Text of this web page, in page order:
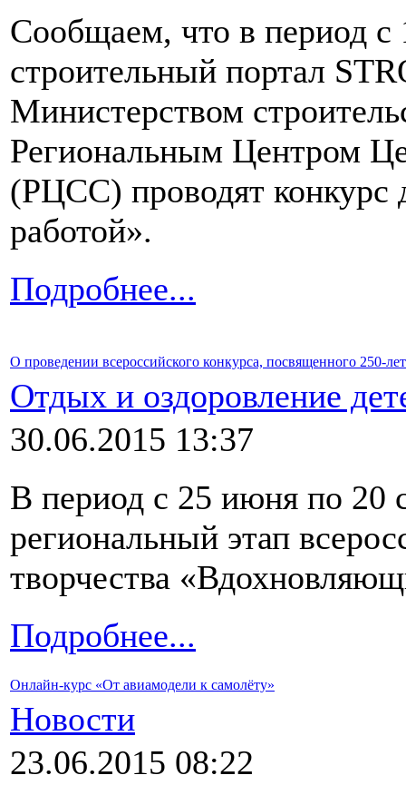
Сообщаем, что в период с
строительный портал
Министерством
Региональным Центром
(РЦСС) проводят конкурс
работой».
Подробнее...
О проведении всероссийского конкурса, посвященного 250-
Отдых и оздоровление
30.06.2015 13:37
В период с 25 июня по 20
региональный этап
творчества
Подробнее...
Онлайн-курс «От авиамодели к самолёту»
Новости
23.06.2015 08:22